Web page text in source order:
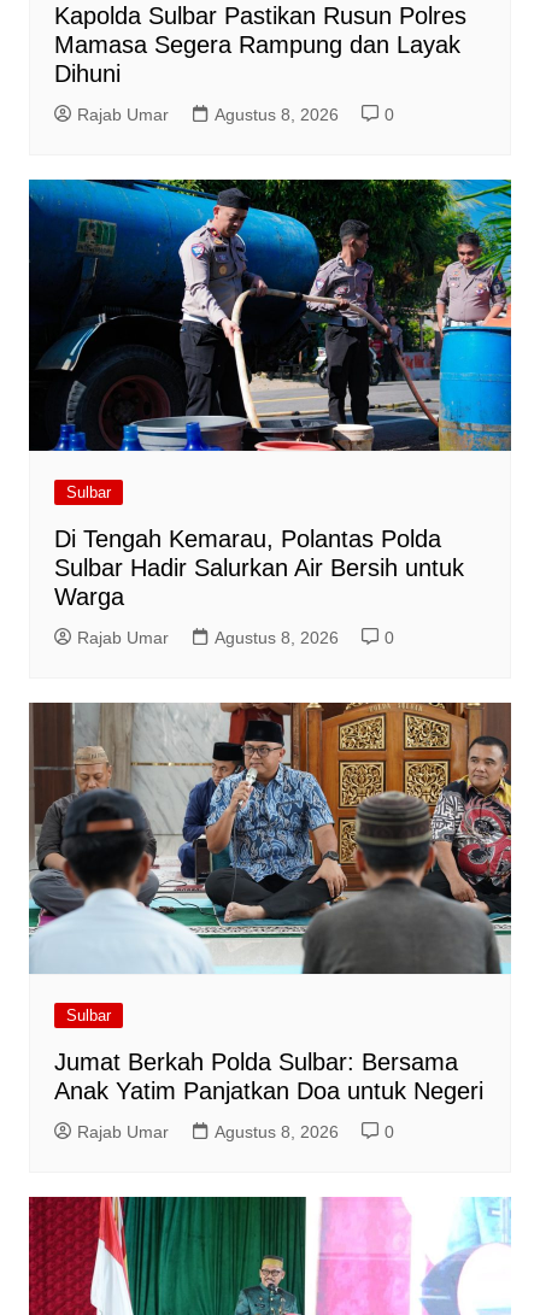
Kapolda Sulbar Pastikan Rusun Polres
Mamasa Segera Rampung dan Layak
Dihuni
Rajab Umar Agustus 8, 2026 0
Sulbar
Di Tengah Kemarau, Polantas Polda
Sulbar Hadir Salurkan Air Bersih untuk
Warga
Rajab Umar Agustus 8, 2026 0
Sulbar
Jumat Berkah Polda Sulbar: Bersama
Anak Yatim Panjatkan Doa untuk Negeri
Rajab Umar Agustus 8, 2026 0